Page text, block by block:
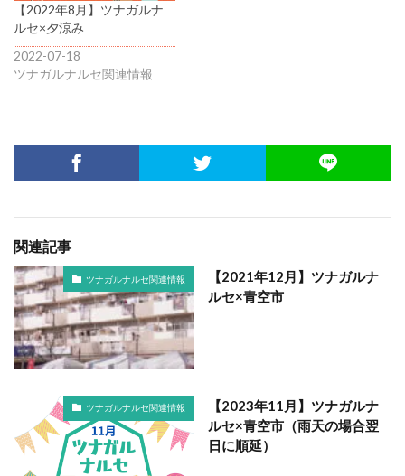
【2022年8月】ツナガルナ
ルセ×夕涼み
2022-07-18
ツナガルナルセ関連情報
関連記事
ツナガルナルセ関連情報
【2021年12月】ツナガルナ
ルセ×青空市
ツナガルナルセ関連情報
【2023年11月】ツナガルナ
ルセ×青空市（雨天の場合翌
日に順延）